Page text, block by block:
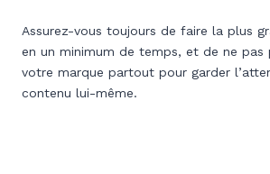
Assurez-vous toujours de faire la plus
en un minimum de temps, et de ne pas
votre marque partout pour garder
contenu lui-même.